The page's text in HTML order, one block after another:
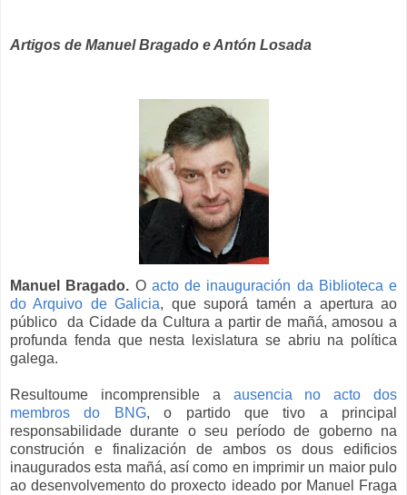
Artigos de Manuel Bragado e Antón Losada
Manuel Bragado. O acto de inauguración da Biblioteca e
do Arquivo de Galicia, que suporá tamén a apertura ao
público da Cidade da Cultura a partir de mañá, amosou a
profunda fenda que nesta lexislatura se abriu na política
galega.
Resultoume incomprensible a ausencia no acto dos
membros do BNG, o partido que tivo a principal
responsabilidade durante o seu período de goberno na
construción e finalización de ambos os dous edificios
inaugurados esta mañá, así como en imprimir un maior pulo
ao desenvolvemento do proxecto ideado por Manuel Fraga